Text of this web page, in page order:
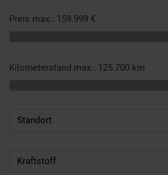
Preis max.: 159.999 €
Kilometerstand max.: 125.700 km
Standort
Kraftstoff